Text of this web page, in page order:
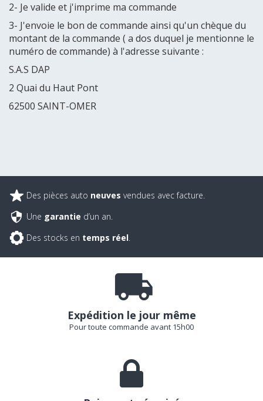
2- Je valide et j'imprime ma commande
3- J'envoie le bon de commande ainsi qu'un chèque du
montant de la commande ( a dos duquel je mentionne le
numéro de commande) à l'adresse suivante :
S.A.S DAP
2 Quai du Haut Pont
62500 SAINT-OMER
Des pièces auto neuves vendues avec facture.
Une garantie d’un an.
Des stocks en temps réel.
Expédition le jour même
Pour toute commande avant 15h00